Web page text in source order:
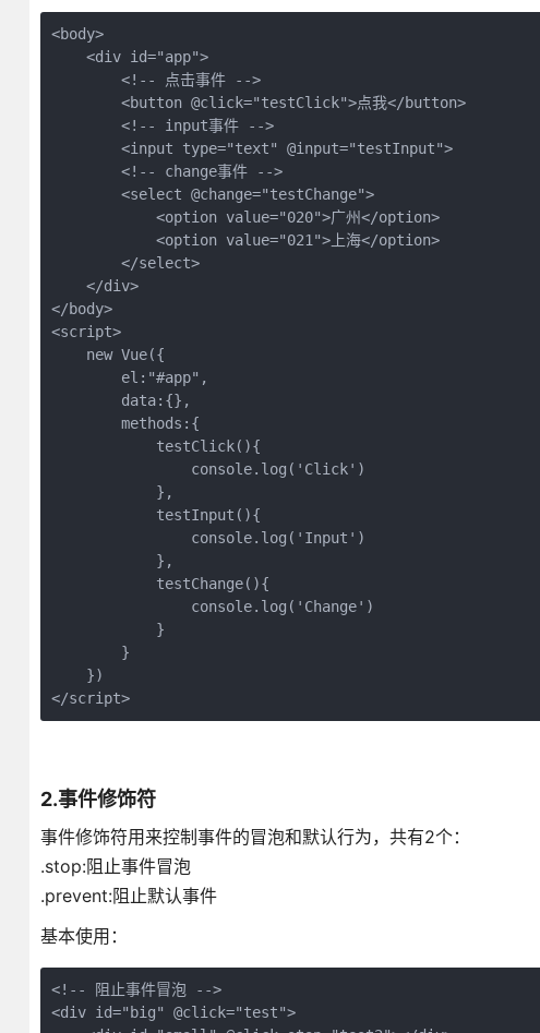
<body>
    <div id="app">
        <!-- 点击事件 -->
        <button @click="testClick">点我</button>
        <!-- input事件 -->
        <input type="text" @input="testInput">
        <!-- change事件 -->
        <select @change="testChange">
            <option value="020">广州</option>
            <option value="021">上海</option>
        </select>
    </div>
</body>
<script>
    new Vue({
        el:"#app",
        data:{},
        methods:{
            testClick(){
                console.log('Click')
            },
            testInput(){
                console.log('Input')
            },
            testChange(){
                console.log('Change')
            }
        }
    })
</script>
2.事件修饰符
事件修饰符用来控制事件的冒泡和默认行为，共有2个：
.stop:阻止事件冒泡
.prevent:阻止默认事件
基本使用：
<!-- 阻止事件冒泡 -->
<div id="big" @click="test">